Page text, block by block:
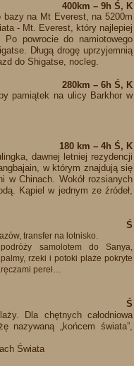
400km – 9h Ś, K
bazy na Mt Everest, na 5200m
- Mt. Everest, który najlepiej
powrocie do namiotowego
Długą drogę uprzyjemnią
do Shigatse, nocleg.
280km – 6h Ś, K
pamiątek na ulicy Barkhor w
180 km – 4h Ś, K
dawnej letniej rezydencji
w którym znajdują się
w Chinach. Wokół rozsianych
Kąpiel w jednym ze źródeł,
Ś
transfer na lotnisko.
samolotem do Sanya,
rzeki i potoki plaże pokryte
pereł…
Ś
Dla chętnych całodniowa
nazywaną „końcem świata”,
Świata